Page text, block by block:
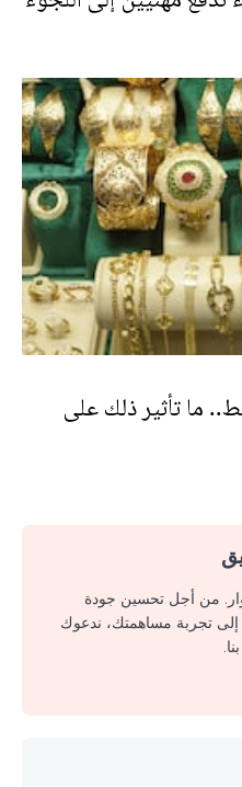
ما تأثير ذلك على
من أجل تحسين جودة
إلى تجربة مساهمتك، ندعوك